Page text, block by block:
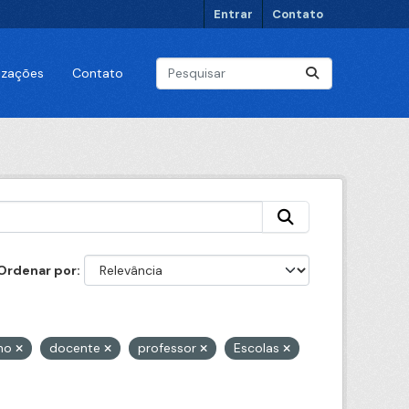
Entrar Contato
Contato
por
docente professor Escolas